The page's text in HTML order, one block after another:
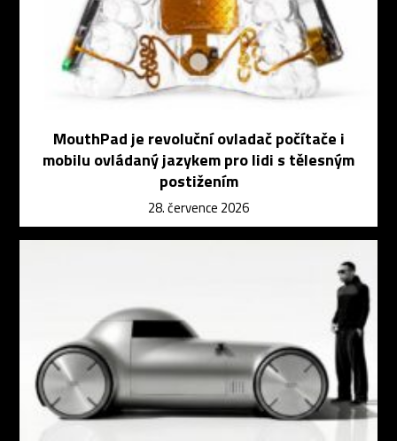
MouthPad je revoluční ovladač počítače i
mobilu ovládaný jazykem pro lidi s tělesným
postižením
28. července 2026